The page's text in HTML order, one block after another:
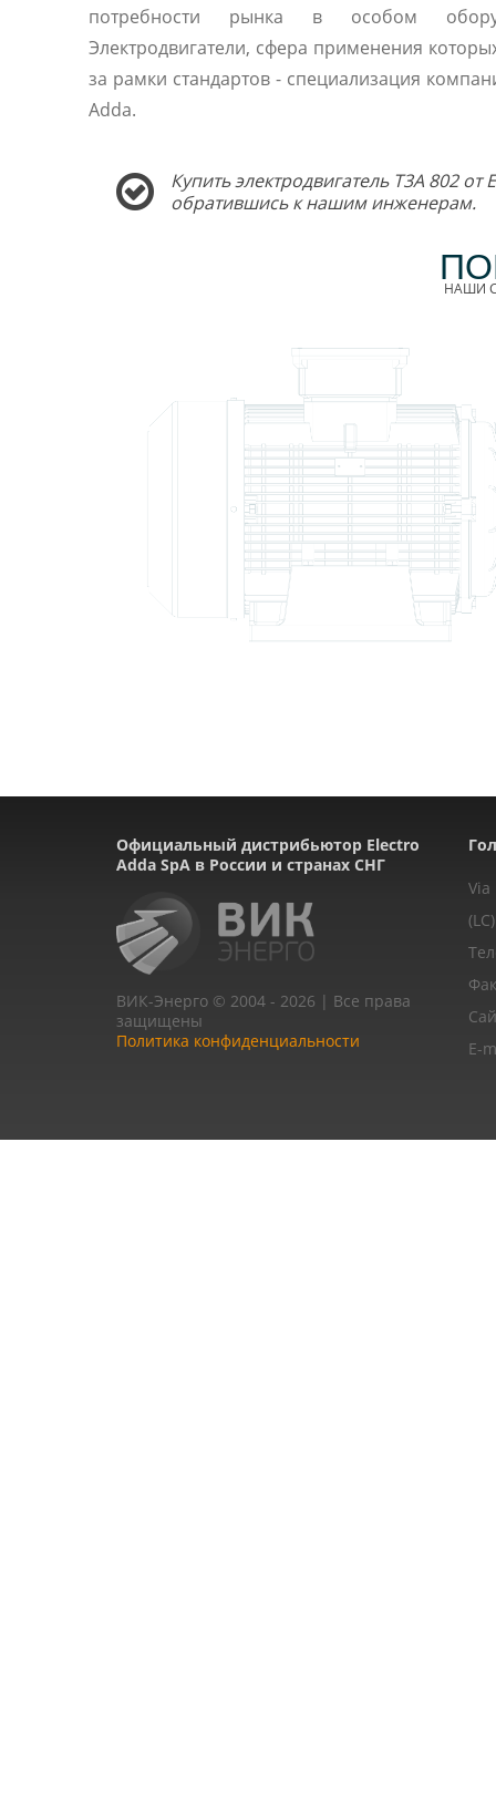
потребности рынка в особом
Электродвигатели, сфера применения
за рамки стандартов - специализация
Adda.
Купить электродвигатель T3A 802
обратившись к нашим инженерам.
НАШИ
Официальный дистрибьютор Electro
Adda SpA в России и странах СНГ
ВИК-Энерго © 2004 - 2026 | Все права
защищены
Политика конфиденциальности
Via
E-